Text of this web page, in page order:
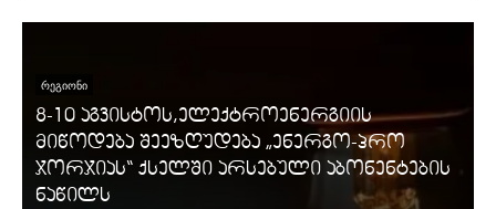
ᲠᲔᲒᲘᲝᲜᲘ
8-10 აგვისტოს,ელექტროენერგიის
მიწოდება შეეზღუდება „ენერგო-პრო
ჯორჯიას“ ქსელში არსებული აბონენტების
ნაწილს